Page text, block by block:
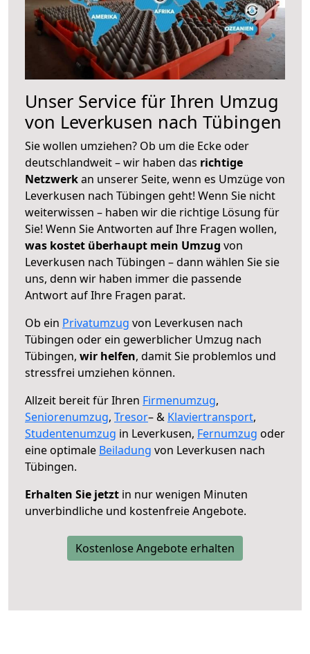
Unser Service für Ihren Umzug
von Leverkusen nach Tübingen
Sie wollen umziehen? Ob um die Ecke oder
deutschlandweit – wir haben das richtige
Netzwerkan unserer Seite, wenn es Umzüge von
Leverkusen nach Tübingen geht! Wenn Sie nicht
weiterwissen – haben wir die richtige Lösung für
Sie! Wenn Sie Antworten auf Ihre Fragen wollen,
was kostet überhaupt mein Umzug von
Leverkusen nach Tübingen – dann wählen Sie sie
uns, denn wir haben immer die passende
Antwort auf Ihre Fragen parat.
Ob ein Privatumzug von Leverkusen nach
Tübingen oder ein gewerblicher Umzug nach
Tübingen, wir helfen, damit Sie problemlos und
stressfrei umziehen können.
Allzeit bereit für Ihren Firmenumzug,
Seniorenumzug, Tresor– & Klaviertransport,
Studentenumzug in Leverkusen, Fernumzug oder
eine optimale Beiladung von Leverkusen nach
Tübingen.
Erhalten Sie jetzt in nur wenigen Minuten
unverbindliche und kostenfreie Angebote.
Kostenlose Angebote erhalten